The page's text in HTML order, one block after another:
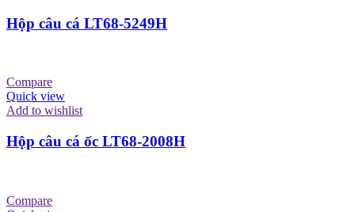
Hộp câu cá LT68-5249H
Compare
Quick view
Add to wishlist
Hộp câu cá ốc LT68-2008H
Compare